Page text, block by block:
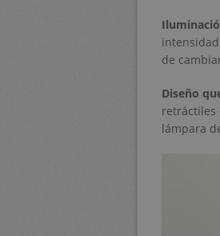
de
Diseño
retráctiles
lámpara